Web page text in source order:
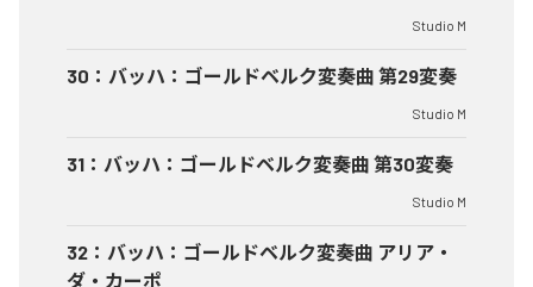
Studio M
30 ： バッハ：ゴールドベルク変奏曲 第29変奏
Studio M
31 ： バッハ：ゴールドベルク変奏曲 第30変奏
Studio M
32 ： バッハ：ゴールドベルク変奏曲 アリア・
ダ・カーポ